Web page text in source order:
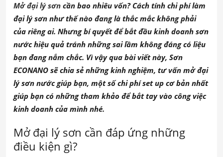
Mở đại lý sơn cần bao nhiêu vốn? Cách tính chi phí làm
đại lý sơn như thế nào đang là thắc mắc không phải
của riêng ai. Nhưng bí quyết để bắt đầu kinh doanh sơn
nước hiệu quả tránh những sai lầm không đáng có liệu
bạn đang nắm chắc. Vì vậy qua bài viết này, Sơn
ECONANO sẽ chia sẻ những kinh nghiệm, tư vấn mở đại
lý sơn nước giúp bạn, một số chi phí set up cơ bản nhất
giúp bạn có những tham khảo để bắt tay vào công việc
kinh doanh của mình nhé.
Mở đại lý sơn cần đáp ứng những
điều kiện gì?